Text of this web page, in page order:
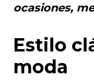
ocasiones,
Estilo
moda